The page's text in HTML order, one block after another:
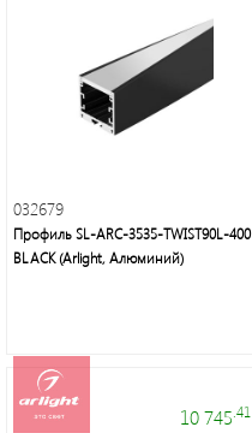
032679
Профиль SL-ARC-3535-TWIST90L-400
BLACK (Arlight, Алюминий)
10 745 .41